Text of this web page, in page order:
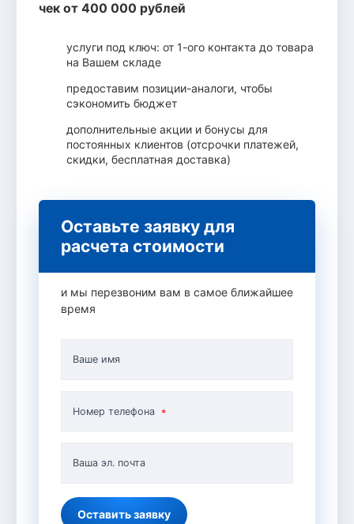
чек от 400 000 рублей
услуги под ключ: от 1-ого контакта до товара
на Вашем складе
предоставим позиции-аналоги, чтобы
сэкономить бюджет
дополнительные акции и бонусы для
постоянных клиентов (отсрочки платежей,
скидки, бесплатная доставка)
Оставьте заявку для
расчета стоимости
и мы перезвоним вам в самое ближайшее
время
Ваше имя
Номер телефона
Ваша эл. почта
Оставить заявку